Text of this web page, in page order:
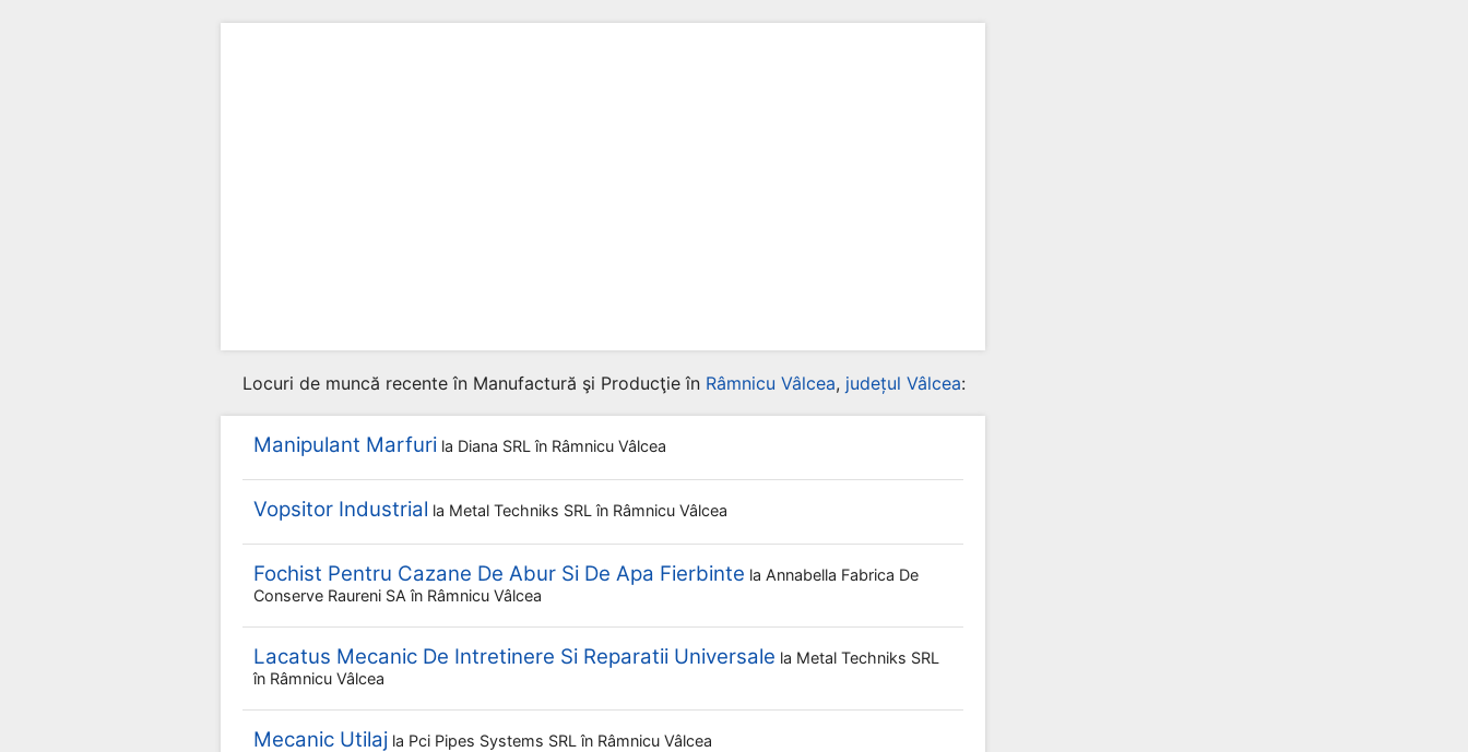
Locuri de muncă recente în Manufactură şi Producţie în Râmnicu Vâlcea, județul Vâlcea:
Manipulant Marfuri la Diana SRL în Râmnicu Vâlcea
Vopsitor Industrial la Metal Techniks SRL în Râmnicu Vâlcea
Fochist Pentru Cazane De Abur Si De Apa Fierbinte la Annabella Fabrica De
Conserve Raureni SA în Râmnicu Vâlcea
Lacatus Mecanic De Intretinere Si Reparatii Universale la Metal Techniks SRL
în Râmnicu Vâlcea
Mecanic Utilaj la Pci Pipes Systems SRL în Râmnicu Vâlcea